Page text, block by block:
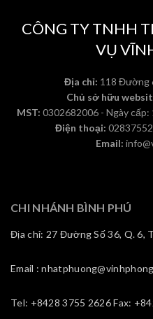
CÔNG TY TNHH
VỤ
Địa chỉ: 118 Đường
Chủ sở hữu
MST: 0302682006 - Ngày
Điện thoại:
Email:
CHI NHÁNH BÌNH PHÚ
Địa chỉ: 27 Đường Số 36, Q. 6,
Email :
Tel: +8428 3755 2626 Fax: